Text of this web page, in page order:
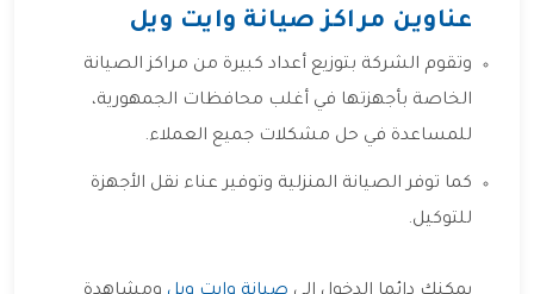
عناوين مراكز صيانة وايت ويل
وتقوم الشركة بتوزيع أعداد كبيرة من مراكز الصيانة
الخاصة بأجهزتها في أغلب محافظات الجمهورية،
للمساعدة في حل مشكلات جميع العملاء.
كما توفر الصيانة المنزلية وتوفير عناء نقل الأجهزة
للتوكيل.